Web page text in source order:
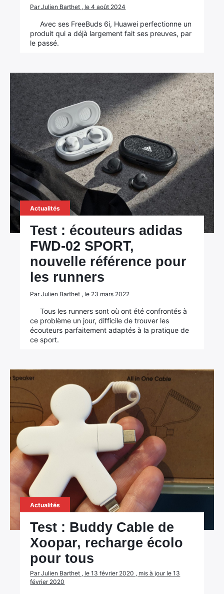
Par Julien Barthet , le 4 août 2024
Avec ses FreeBuds 6i, Huawei perfectionne un
produit qui a déjà largement fait ses preuves, par
le passé.
Actualités
Test : écouteurs adidas
FWD-02 SPORT,
nouvelle référence pour
les runners
Par Julien Barthet , le 23 mars 2022
Tous les runners sont où ont été confrontés à
ce problème un jour, difficile de trouver les
écouteurs parfaitement adaptés à la pratique de
ce sport.
Actualités
Test : Buddy Cable de
Xoopar, recharge écolo
pour tous
Par Julien Barthet , le 13 février 2020 , mis à jour le 13
février 2020